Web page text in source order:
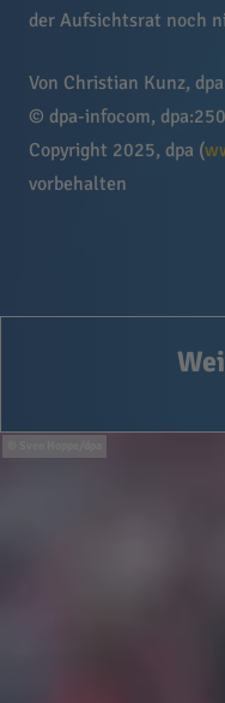
der Aufsichtsrat noch
Von Christian Kunz, dpa
© dpa-infocom,
Copyright 2025, dpa (
vorbehalten